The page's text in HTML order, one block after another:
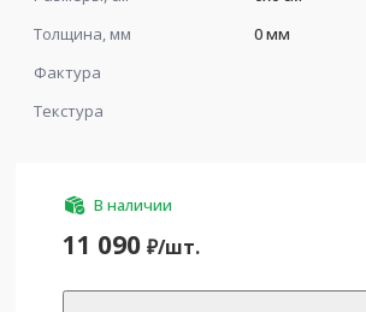
Толщина, мм
0 мм
Фактура
Текстура
В наличии
11 090 ₽/шт.